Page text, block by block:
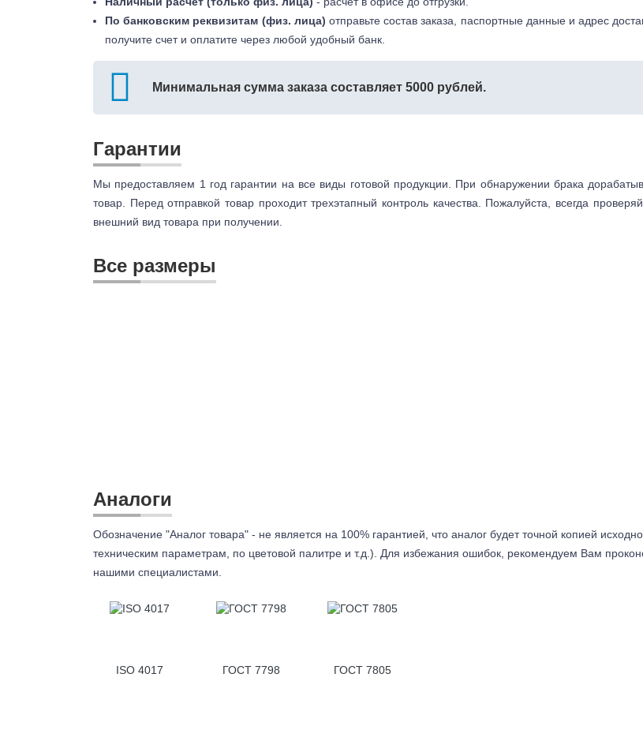
По банковским реквизитам (физ. лица) отправьте состав заказа, паспортные данные и адрес
получите счет и оплатите через любой удобный банк.
Минимальная сумма заказа составляет 5000 рублей.
Гарантии
Мы предоставляем 1 год гарантии на все виды готовой продукции. При обнаружении брака
товар. Перед отправкой товар проходит трехэтапный контроль качества. Пожалуйста, всегда
внешний вид товара при получении.
Все размеры
Аналоги
Обозначение "Аналог товара" - не является на 100% гарантией, что аналог будет точной копией
техническим параметрам, по цветовой палитре и т.д.). Для избежания ошибок, рекомендуем Вам
нашими специалистами.
ISO 4017 ГОСТ 7798 ГОСТ 7805